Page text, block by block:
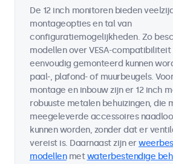
De 12 inch monitoren bieden
montageopties en tal van
configuratiemogelijkheden. Zo
modellen over VESA-
eenvoudig gemonteerd kunnen
paal-, plafond- of muurbeugels.
montage en inbouw zijn er 12 inch
robuuste metalen behuizingen, die
meegeleverde accessoires
kunnen worden, zonder dat er
vereist is. Daarnaast zijn er
modellenmetwaterbestendige